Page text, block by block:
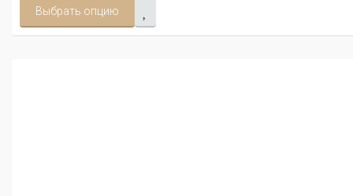
Выбрать опцию